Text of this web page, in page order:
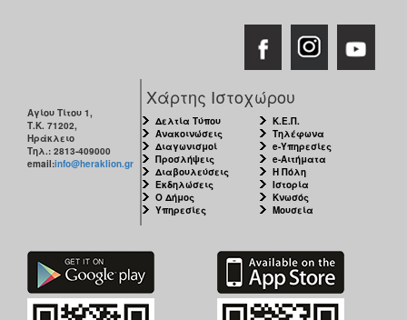
Αγίου Τίτου 1,
Τ.Κ. 71202,
Ηράκλειο
Τηλ.: 2813-409000
email:info@heraklion.gr
Χάρτης Ιστοχώρου
Δελτία Τύπου
Ανακοινώσεις
Διαγωνισμοί
Προσλήψεις
Διαβουλεύσεις
Εκδηλώσεις
Ο Δήμος
Υπηρεσίες
Κ.Ε.Π.
Τηλέφωνα
e-Υπηρεσίες
e-Αιτήματα
Η Πόλη
Ιστορία
Κνωσός
Μουσεία